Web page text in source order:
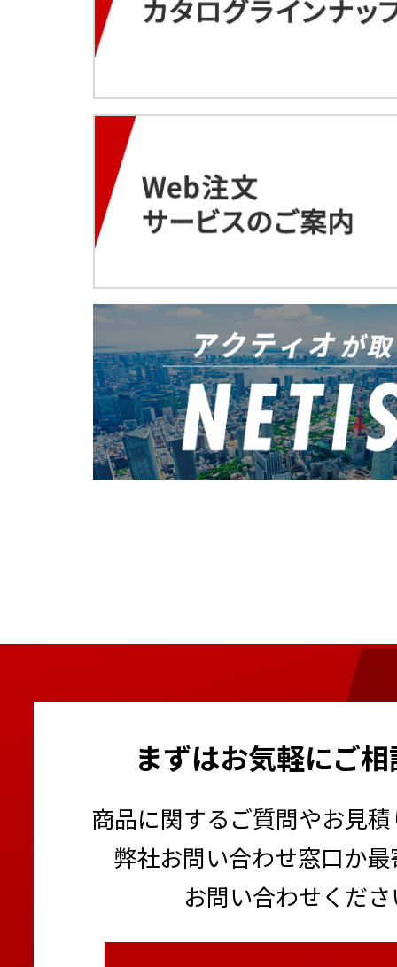
軌陸両用運搬車 デュアル
B4（バケット＆4頭タイ
軌陸バックホー
3月
上腕アシストスーツ
ALCパネル施工機 タテー
キャリアダンプ（解体用
2月
LED投光機6灯式
電光表示機LED（5文字3
ーザー®）
太陽光パネル搭載マイク
送電線鉄塔建設用ジブク
3月
高圧電源車
バッテリー・ユニット
2月
屋内自動飛行システム搭
BIM×Drone
GNSSマシンコントロー
スカイジャスター（吊荷
自動玉外し装置
SGセトー（背面感知ガー
Safety Training System
ラメンテナンス作業点検
3月
充電式バッテリー工具
充電式バッテリーLEDラ
バッテリー・ユニット
2月
重量物吸着搬送機械 グラ
伸縮搬送設置リフター
環境表示計 きんりんくん2
静音発電機
工事看板 ブロー枠
2月
建機レンタル Web注文サ
超低騒音型ハンドガイド
吸遮音パネル
空気清浄機 電気集塵タイ
秤 U字型
4月
衝突被害軽減ブレーキ機
ブーム旋回時走行警告シ
3月
鉄筋探査機
地中探査機
吊荷通過警報システム
ミニクレーン（オールバ
防音サイレンサー パネル
トラック支柱 あおり用
コンクリート養生温度計
スポットエアコン
送風機
クールミスト
スタンドファン
5月
自走式屈伸型ホイール
アルミスロープ
アルミ製6輪台車
4月
ラジコン対応型バックホ
はさまれん棒
杭ナビ
PLCユニット+複合気象
超短焦点プロジェクター
普通騒音計
まずはお気軽にご
商品に関するご質問やお見
弊社お問い合わせ窓口か
お問い合わせくだ